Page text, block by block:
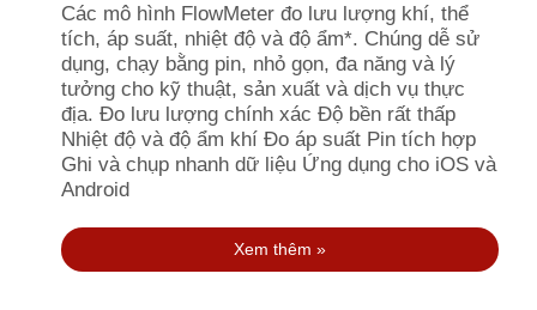
Các mô hình FlowMeter đo lưu lượng khí, thể
tích, áp suất, nhiệt độ và độ ẩm*. Chúng dễ sử
dụng, chạy bằng pin, nhỏ gọn, đa năng và lý
tưởng cho kỹ thuật, sản xuất và dịch vụ thực
địa. Đo lưu lượng chính xác Độ bền rất thấp
Nhiệt độ và độ ẩm khí Đo áp suất Pin tích hợp
Ghi và chụp nhanh dữ liệu Ứng dụng cho iOS và
Android
Xem thêm »